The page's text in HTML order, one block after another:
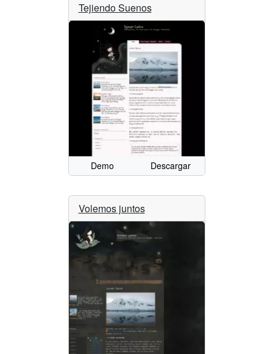
Tejiendo Suenos
Demo Descargar
Volemos juntos